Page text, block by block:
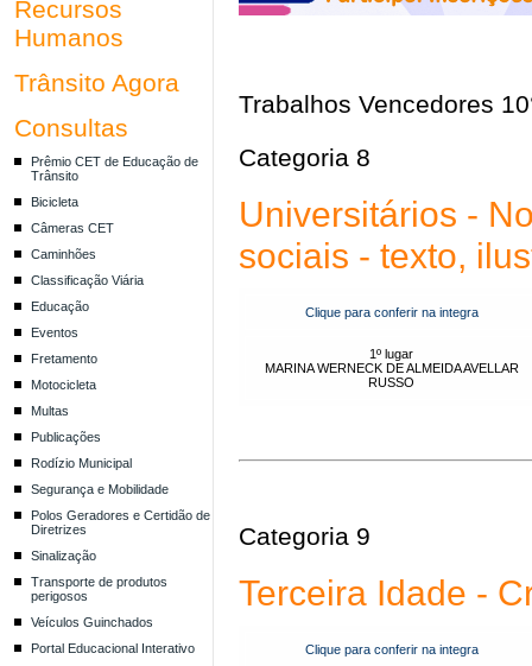
Recursos
Humanos
Trânsito Agora
Consultas
Prêmio CET de Educação de
Trânsito
Bicicleta
Câmeras CET
Caminhões
Classificação Viária
Educação
Eventos
Fretamento
Motocicleta
Multas
Publicações
Rodízio Municipal
Segurança e Mobilidade
Polos Geradores e Certidão de
Diretrizes
Sinalização
Transporte de produtos
perigosos
Veículos Guinchados
Portal Educacional Interativo
Trabalhos Vencedores
Categoria 8
Universitários -
sociais - texto,
Clique para conferir na integra
1º lugar
MARINA WERNECK DE ALMEIDA AVELLAR
RUSSO
Categoria 9
Terceira Idade -
Clique para conferir na integra